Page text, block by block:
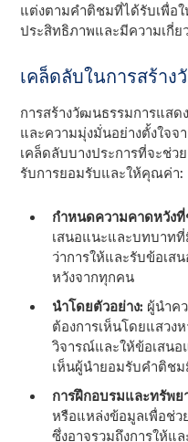
แต่งตามคําติชมที่ได้รับเพื่อ
ประสิทธิภาพและมีความเกี่ย
เคล็ดลับในการสร้า
การสร้างวัฒนธรรมการแส
และความมุ่งมั่นอย่างตั้งใจ
เคล็ดลับบางประการที่จะช่
รับการยอมรับและให้คุณค่า:
กําหนดความคาดหวังที่
เสนอแนะและบทบาทที่
ว่าการให้และรับข้อเ
หวังจากทุกคน
นําโดยตัวอย่าง: ผู้นําค
ต้องการเห็นโดยแสวง
วิจารณ์และให้ข้อเสน
เห็นผู้นํายอมรับคําติช
การฝึกอบรมและทรัพย
หรือแหล่งข้อมูลเพื่อช่
ซึ่งอาจรวมถึงการให้แ